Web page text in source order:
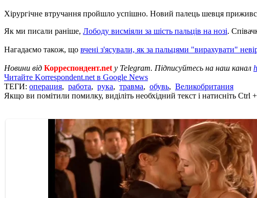
Хірургічне втручання пройшло успішно. Новий палець шевця прижився
Як ми писали раніше, Лободу висміяли за шість пальців на нозі.
Нагадаємо також, що вчені з'ясували, як за пальцями "вирахувати"
Новини від Корреспондент.net у Telegram. Підписуйтесь на наш канал
Читайте Korrespondent.net в Google News
ТЕГИ: операция, работа, рука, травма, обувь, Великобритания
Якщо ви помітили помилку, виділіть необхідний текст і натисніть